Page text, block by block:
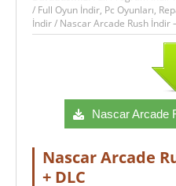
/ Full Oyun İndir, Pc Oyunları,
İndir/ Nascar Arcade Rush İndir
Nascar Arcade
Nascar Arcade
+ DLC